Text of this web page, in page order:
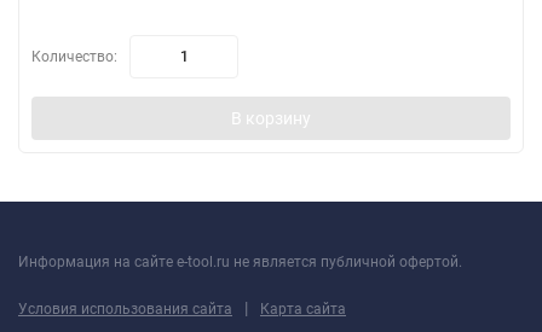
Количество:
В корзину
Информация на сайте e-tool.ru не является публичной офертой.
Условия использования сайта | Карта сайта